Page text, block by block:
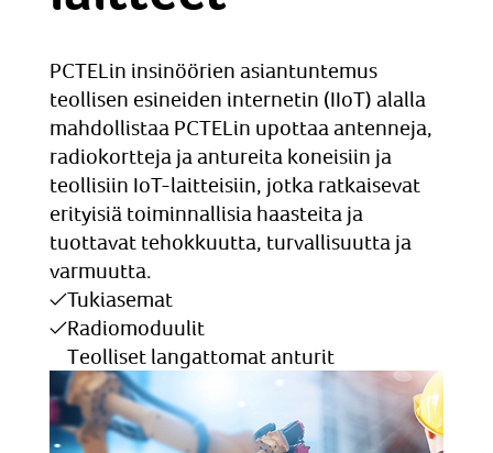
PCTELin insinöörien asiantuntemus
teollisen esineiden internetin (IIoT) alalla
mahdollistaa PCTELin upottaa antenneja,
radiokortteja ja antureita koneisiin ja
teollisiin IoT-laitteisiin, jotka ratkaisevat
erityisiä toiminnallisia haasteita ja
tuottavat tehokkuutta, turvallisuutta ja
varmuutta.
Tukiasemat
Radiomoduulit
Teolliset langattomat anturit